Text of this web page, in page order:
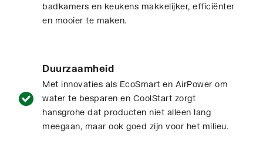
badkamers en keukens makkelijker, efficiënter
en mooier te maken.
Duurzaamheid
Met innovaties als EcoSmart en AirPower om
water te besparen en CoolStart zorgt
hansgrohe dat producten niet alleen lang
meegaan, maar ook goed zijn voor het milieu.